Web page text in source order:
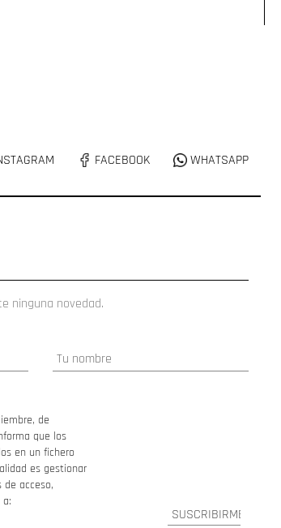
FACEBOOK WHATSAPP
ninguna novedad.
de
que los
en un fichero
es gestionar
de acceso,